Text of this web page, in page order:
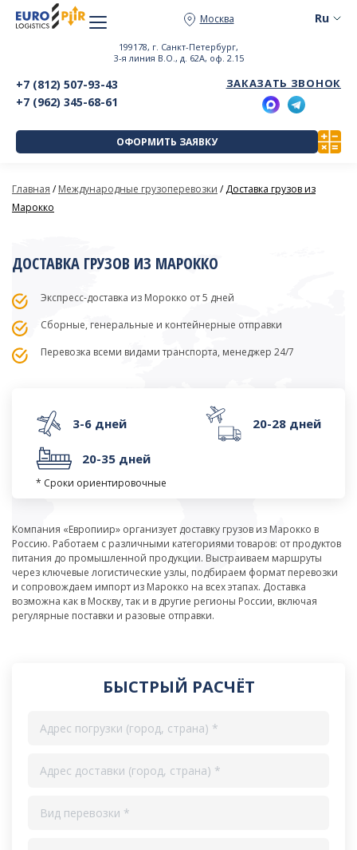
Москва
199178, г. Санкт-Петербург,
3-я линия В.О., д. 62А, оф. 2.15
+7 (812) 507-93-43
+7 (962) 345-68-61
ЗАКАЗАТЬ ЗВОНОК
ОФОРМИТЬ ЗАЯВКУ
Главная /Международные грузоперевозки /Доставка грузов из
Марокко
ДОСТАВКА ГРУЗОВ ИЗ МАРОККО
Экспресс-доставка из Морокко от 5 дней
Сборные, генеральные и контейнерные отправки
Перевозка всеми видами транспорта, менеджер 24/7
3-6 дней 20-28 дней
20-35 дней
* Сроки ориентировочные
Компания «Европиир» организует доставку грузов из Марокко в
Россию. Работаем с различными категориями товаров: от продуктов
питания до промышленной продукции. Выстраиваем маршруты
через ключевые логистические узлы, подбираем формат перевозки
и сопровождаем импорт из Марокко на всех этапах. Доставка
возможна как в Москву, так и в другие регионы России, включая
регулярные поставки и разовые отправки.
БЫСТРЫЙ РАСЧЁТ